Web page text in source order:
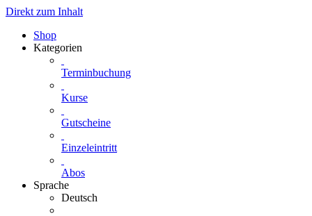
Direkt zum Inhalt
Shop
Kategorien
Terminbuchung
Kurse
Gutscheine
Einzeleintritt
Abos
Sprache
Deutsch